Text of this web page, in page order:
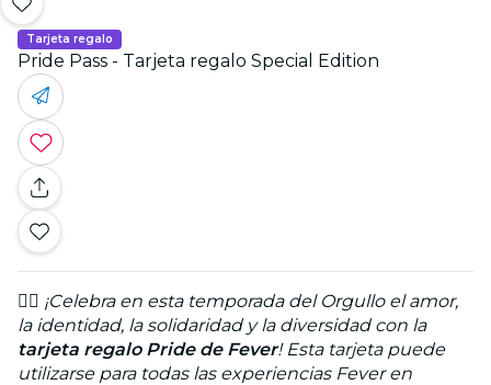
Tarjeta regalo
Pride Pass - Tarjeta regalo Special Edition
🏳️‍🌈 ¡Celebra en esta temporada del Orgullo el amor,
la identidad, la solidaridad y la diversidad con la
tarjeta regalo Pride de Fever! Esta tarjeta puede
utilizarse para todas las experiencias Fever en